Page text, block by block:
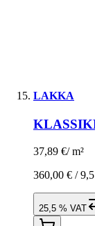
LAKKA
37,89 €/ m²
360,00 € /
25,5 % VAT